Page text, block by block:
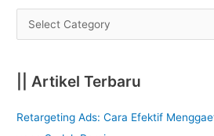
|| Artikel Terbaru
Retargeting Ads: Cara Efektif